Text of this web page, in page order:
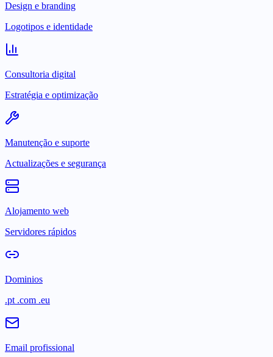
Design e branding
Logotipos e identidade
Consultoria digital
Estratégia e optimização
Manutenção e suporte
Actualizações e segurança
Alojamento web
Servidores rápidos
Dominios
.pt .com .eu
Email profissional